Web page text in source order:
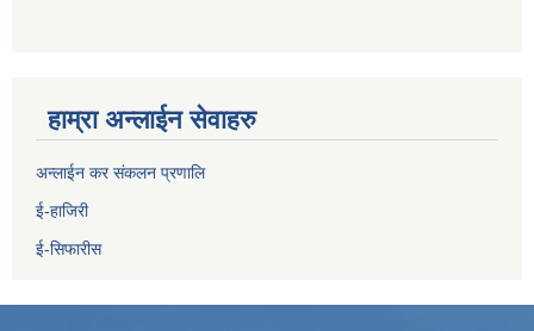
हाम्रा अन्लाईन सेवाहरु
अन्लाईन कर संकलन प्रणालि
ई-हाजिरी
ई-सिफारीस